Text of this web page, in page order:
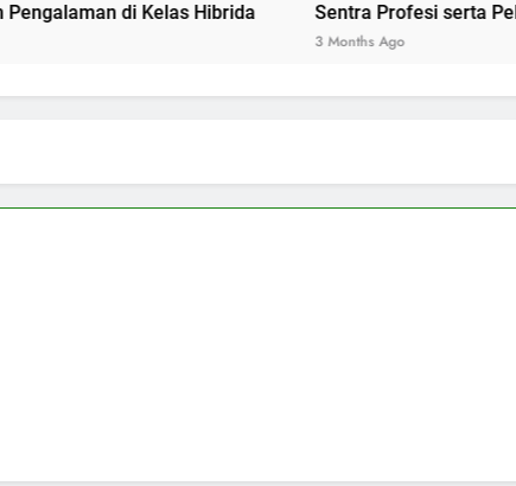
Kelas Hibrida Sentra Profesi serta Pelayanan